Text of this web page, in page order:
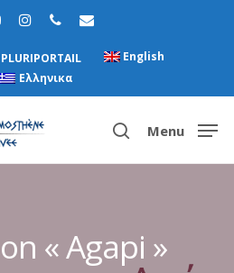
PLURIPORTAIL
English
Ελληνικα
Menu
« Agapi »